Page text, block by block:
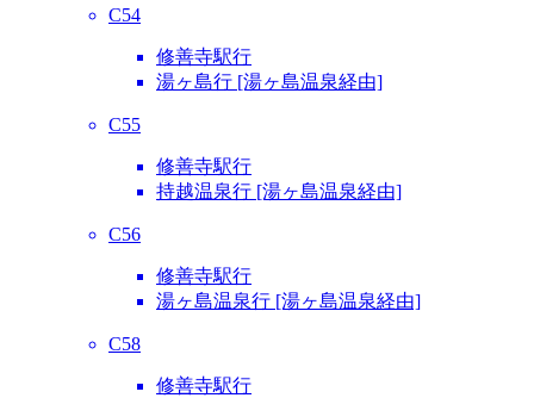
C54
修善寺駅行
湯ヶ島行 [湯ヶ島温泉経由]
C55
修善寺駅行
持越温泉行 [湯ヶ島温泉経由]
C56
修善寺駅行
湯ヶ島温泉行 [湯ヶ島温泉経由]
C58
修善寺駅行